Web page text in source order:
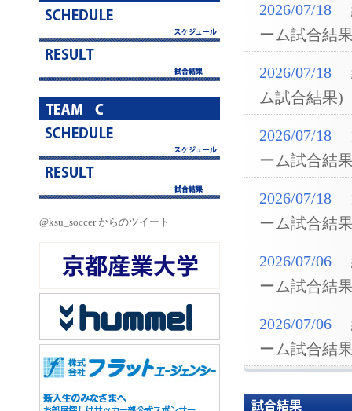
@ksu_soccer からのツイート
2026/07/18
ーム試合結
2026/07/18
ム試合結果)
2026/07/18
ーム試合結
2026/07/18
ーム試合結
2026/07/06
ーム試合結
2026/07/06
ーム試合結